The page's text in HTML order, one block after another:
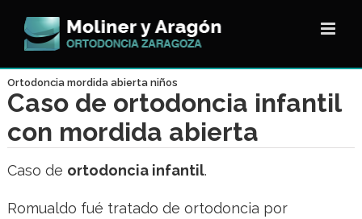
contenido
Ortodoncia mordida abierta niños
Caso de ortodoncia infantil
con mordida abierta
Caso de ortodoncia infantil.
Romualdo fué tratado de ortodoncia por